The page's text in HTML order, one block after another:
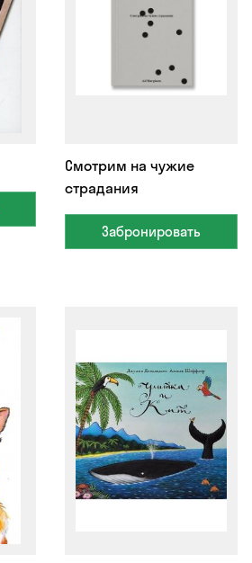
Смотрим на чужие
страдания
Забронировать